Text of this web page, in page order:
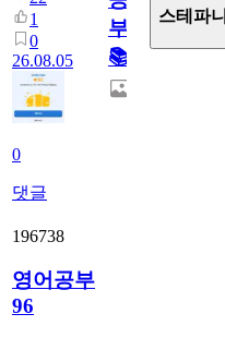
1
0
26.08.05
0
댓글
부!
📚
스테파니
196738
영어공부
96